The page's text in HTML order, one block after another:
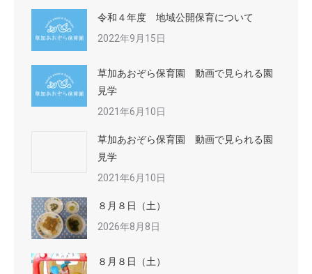
令和４年度 地域公開保育について
2022年9月15日
草加あおぞら保育園 動画で見られる園
見学
2021年6月10日
草加あおぞら保育園 動画で見られる園
見学
2021年6月10日
８月８日（土）
2026年8月8日
８月８日（土）